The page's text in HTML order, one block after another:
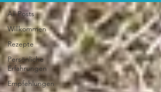
All Posts
Willkommen
Rezepte
Persönliche
Erfahrungen
Empfehlungen